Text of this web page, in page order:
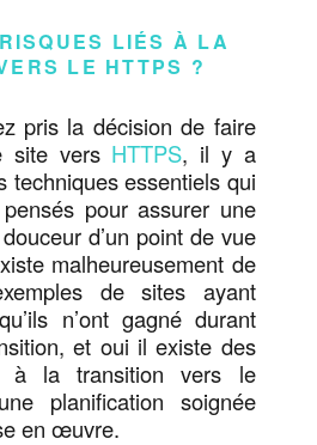
LIÉS À LA
LE HTTPS ?
pris la décision de faire
site vers HTTPS, il y a
techniques essentiels qui
pour assurer une
d’un point de vue
malheureusement de
de sites ayant
n’ont gagné durant
et oui il existe des
à la transition vers le
planification soignée
en œuvre.